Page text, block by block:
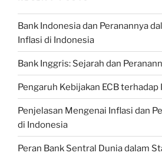
Bank Indonesia dan Peranannya
Inflasi di Indonesia
Bank Inggris: Sejarah dan
Pengaruh Kebijakan ECB
Penjelasan Mengenai Inflasi dan
di Indonesia
Peran Bank Sentral Dunia dalam